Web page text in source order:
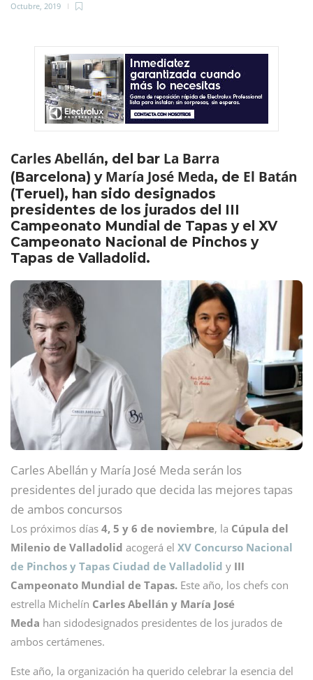
Octubre, 2019
Carles Abellán, del bar La Barra
(Barcelona) y María José Meda, de El Batán
(Teruel), han sido designados
presidentes de los jurados del III
Campeonato Mundial de Tapas y el XV
Campeonato Nacional de Pinchos y
Tapas de Valladolid.
Carles Abellán y María José Meda serán los
presidentes del jurado que decida las mejores tapas
de ambos concursos
Los próximos días 4, 5 y 6 de noviembre, la Cúpula del
Milenio de Valladolid acogerá el XV Concurso Nacional
de Pinchos y Tapas Ciudad de Valladolid y III
Campeonato Mundial de Tapas. Este año, los chefs con
estrella Michelín Carles Abellán y María José
Meda han sidodesignados presidentes de los jurados de
ambos certámenes.
Este año, la organización ha querido celebrar la esencia del